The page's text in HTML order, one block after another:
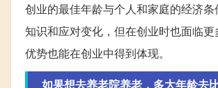
创业的最佳年龄与个人和家庭的经济
知识和应对变化，但在创业时也面临
优势也能在创业中得到体现。
如果想去养老院养老，多大年龄去